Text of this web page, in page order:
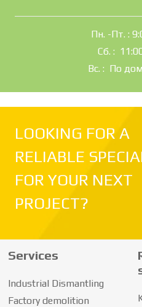
Пн. -Пт. :
Сб. :
Вс. : По
LOOKING FOR A
RELIABLE
FOR YOUR NEXT
PROJECT?
Services
Industrial Dismantling
Factory demolition